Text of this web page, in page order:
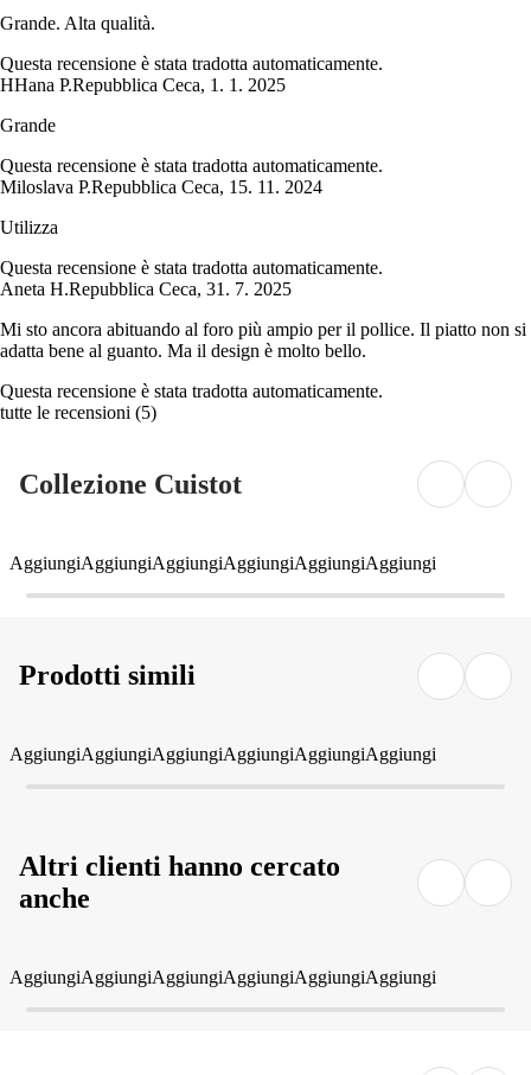
Grande. Alta qualità.
Questa recensione è stata tradotta automaticamente.
HHana P.Repubblica Ceca, 1. 1. 2025
Grande
Questa recensione è stata tradotta automaticamente.
Miloslava P.Repubblica Ceca, 15. 11. 2024
Utilizza
Questa recensione è stata tradotta automaticamente.
Aneta H.Repubblica Ceca, 31. 7. 2025
Mi sto ancora abituando al foro più ampio per il pollice. Il piatto non si
adatta bene al guanto. Ma il design è molto bello.
Questa recensione è stata tradotta automaticamente.
tutte le recensioni (5)
Collezione Cuistot
AggiungiAggiungiAggiungiAggiungiAggiungiAggiungi
Prodotti simili
AggiungiAggiungiAggiungiAggiungiAggiungiAggiungi
Altri clienti hanno cercato
anche
AggiungiAggiungiAggiungiAggiungiAggiungiAggiungi